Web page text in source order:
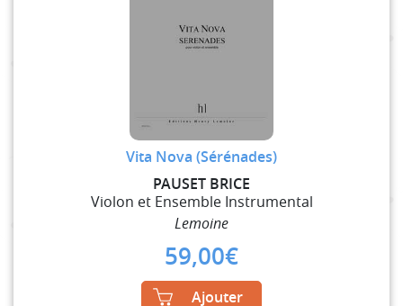
Vita Nova (Sérénades)
PAUSET BRICE
Violon et Ensemble Instrumental
Lemoine
59,00€
Ajouter